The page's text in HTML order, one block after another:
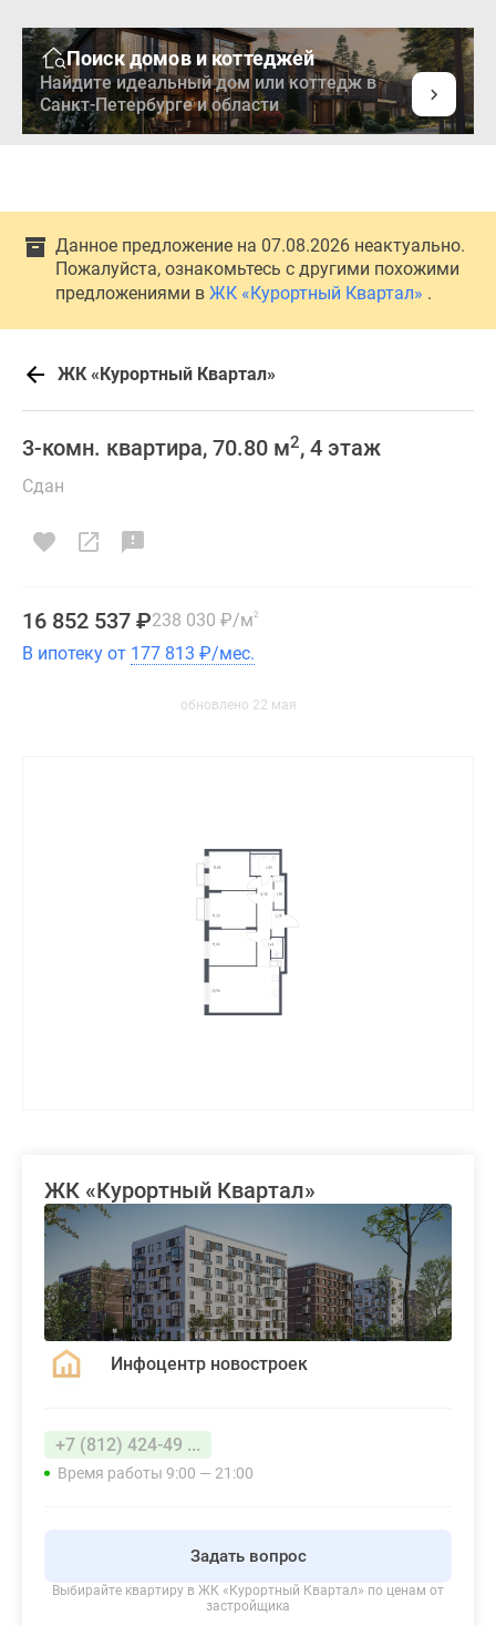
Поиск домов и коттеджей
Найдите идеальный дом или коттедж в
Санкт-Петербурге и области
Данное предложение на 07.08.2026 неактуально.
Пожалуйста, ознакомьтесь с другими похожими
предложениями в ЖК «Курортный Квартал» .
ЖК «Курортный Квартал»
3-комн. квартира, 70.80 м2, 4 этаж
Сдан
16 852 537 ₽238 030 ₽/м2
В ипотеку от 177 813 ₽/мес.
обновлено 22 мая
ЖК «Курортный Квартал»
Инфоцентр новостроек
+7 (812) 424-49 ...
Время работы 9:00 — 21:00
Задать вопрос
Выбирайте квартиру в ЖК «Курортный Квартал» по ценам от
застройщика